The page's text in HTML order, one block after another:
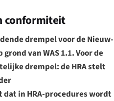
conformiteit
drempel voor de Nieuw-
van WAS 1.1. Voor de
drempel: de HRA stelt
in HRA-procedures wordt